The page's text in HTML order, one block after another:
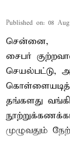
Published on: 08
சென்னை,
சைபர்
செயல்பட்டு,
தங்களது
முழுவதும்